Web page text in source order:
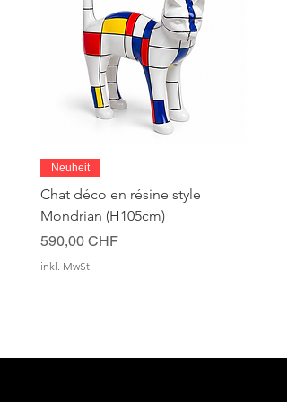
Neuheit
Chat déco en résine style
Mondrian (H105cm)
Preis
590,00 CHF
inkl. MwSt.